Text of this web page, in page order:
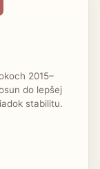
2015–
do lepšej
stabilitu.